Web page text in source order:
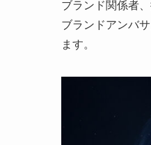
ブランド関係者
ブランドアンバ
ます。